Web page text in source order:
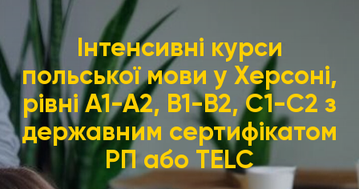
Інтенсивні курси
польської мови у Херсоні,
рівні А1-А2, В1-В2, С1-С2 з
державним сертифікатом
РП або TELC